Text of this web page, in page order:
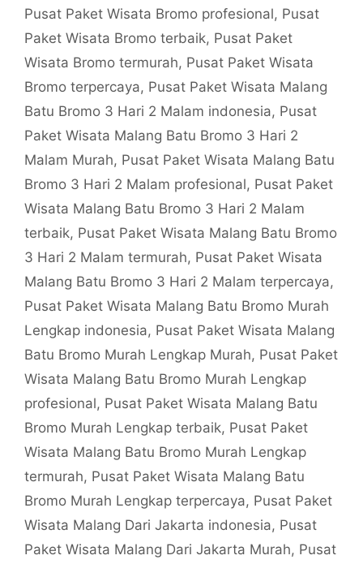
Pusat Paket Wisata Bromo profesional, Pusat
Paket Wisata Bromo terbaik, Pusat Paket
Wisata Bromo termurah, Pusat Paket Wisata
Bromo terpercaya, Pusat Paket Wisata Malang
Batu Bromo 3 Hari 2 Malam indonesia, Pusat
Paket Wisata Malang Batu Bromo 3 Hari 2
Malam Murah, Pusat Paket Wisata Malang Batu
Bromo 3 Hari 2 Malam profesional, Pusat Paket
Wisata Malang Batu Bromo 3 Hari 2 Malam
terbaik, Pusat Paket Wisata Malang Batu Bromo
3 Hari 2 Malam termurah, Pusat Paket Wisata
Malang Batu Bromo 3 Hari 2 Malam terpercaya,
Pusat Paket Wisata Malang Batu Bromo Murah
Lengkap indonesia, Pusat Paket Wisata Malang
Batu Bromo Murah Lengkap Murah, Pusat Paket
Wisata Malang Batu Bromo Murah Lengkap
profesional, Pusat Paket Wisata Malang Batu
Bromo Murah Lengkap terbaik, Pusat Paket
Wisata Malang Batu Bromo Murah Lengkap
termurah, Pusat Paket Wisata Malang Batu
Bromo Murah Lengkap terpercaya, Pusat Paket
Wisata Malang Dari Jakarta indonesia, Pusat
Paket Wisata Malang Dari Jakarta Murah, Pusat